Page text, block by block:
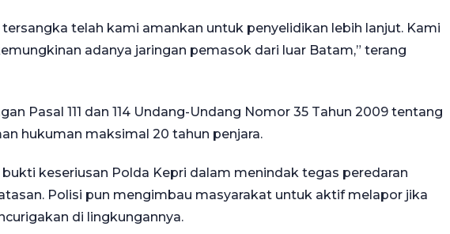
telah kami amankan untuk penyelidikan lebih lanjut. Kami
adanya jaringan pemasok dari luar Batam,” terang
Pasal 111 dan 114 Undang-Undang Nomor 35 Tahun 2009 tentang
hukuman maksimal 20 tahun penjara.
keseriusan Polda Kepri dalam menindak tegas peredaran
Polisi pun mengimbau masyarakat untuk aktif melapor jika
di lingkungannya.